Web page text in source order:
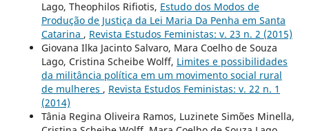
Lago, Theophilos Rifiotis, Estudo dos Modos de
Produção de Justiça da Lei Maria Da Penha em Santa
Catarina , Revista Estudos Feministas: v. 23 n. 2 (2015)
Giovana Ilka Jacinto Salvaro, Mara Coelho de Souza
Lago, Cristina Scheibe Wolff, Limites e possibilidades
da militância política em um movimento social rural
de mulheres , Revista Estudos Feministas: v. 22 n. 1
(2014)
Tânia Regina Oliveira Ramos, Luzinete Simões Minella,